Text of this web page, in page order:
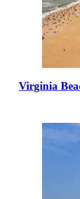
Virginia